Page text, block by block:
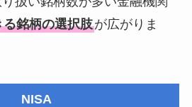
る銘柄の選択肢が広がりま
NISA